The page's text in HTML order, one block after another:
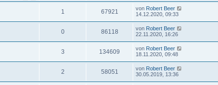
1 67921 von Robert Beer
14.12.2020, 09:33
0 86118 von Robert Beer
22.11.2020, 16:26
3 134609 von Robert Beer
18.11.2020, 09:48
2 58051 von Robert Beer
30.05.2019, 13:36